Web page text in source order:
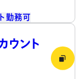
勤務可
ウント